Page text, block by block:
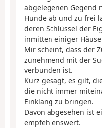
abgelegenen Gegend
Hunde ab und zu frei
deren Schlüssel der
inmitten einiger
Mir scheint, dass der
zunehmend mit der
verbunden ist.
Kurz gesagt, es gilt,
die nicht immer
Einklang zu bringen.
Davon abgesehen ist
empfehlenswert.